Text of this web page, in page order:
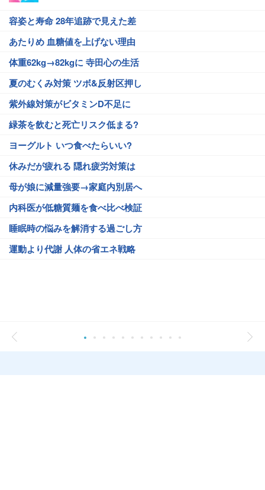
容姿と寿命 28年追跡で見えた差
あたりめ 血糖値を上げない理由
体重62kg→82kgに 寺田心の生活
夏のむくみ対策 ツボ&反射区押し
紫外線対策がビタミンD不足に
緑茶を飲むと死亡リスク低まる?
ヨーグルト いつ食べたらいい?
休みだが疲れる 隠れ疲労対策は
母が娘に減量強要→家庭内別居へ
内科医が低糖質麺を食べ比べ検証
睡眠時の悩みを解消する過ごし方
運動より代謝 人体の省エネ戦略